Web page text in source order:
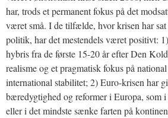
har, trods et permanent fokus på det
været små. I de tilfælde, hvor krisen har
politik, har det mestendels været positivt:
hybris fra de første 15-20 år efter Den
realisme og et pragmatisk fokus på
international stabilitet; 2) Euro-krisen har
bæredygtighed og reformer i Europa, som
eller i det mindste sænke farten på